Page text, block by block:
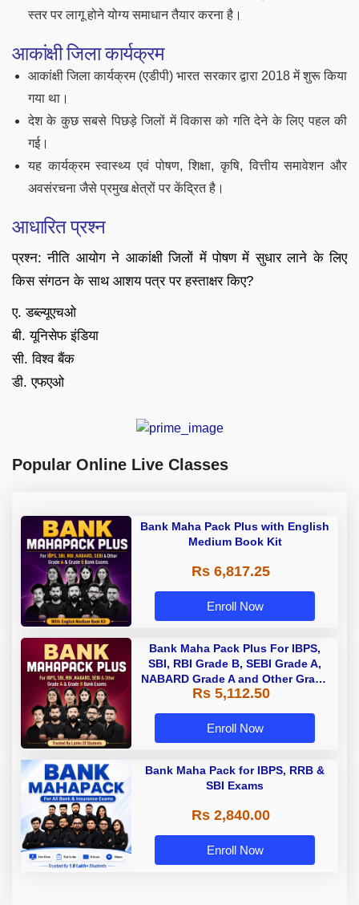
स्तर पर लागू होने योग्य समाधान तैयार करना है।
आकांक्षी जिला कार्यक्रम
आकांक्षी जिला कार्यक्रम (एडीपी) भारत सरकार द्वारा 2018 में शुरू किया
गया था।
देश के कुछ सबसे पिछड़े जिलों में विकास को गति देने के लिए पहल की
गई।
यह कार्यक्रम स्वास्थ्य एवं पोषण, शिक्षा, कृषि, वित्तीय समावेशन और
अवसंरचना जैसे प्रमुख क्षेत्रों पर केंद्रित है।
आधारित प्रश्न
प्रश्न: नीति आयोग ने आकांक्षी जिलों में पोषण में सुधार लाने के लिए
किस संगठन के साथ आशय पत्र पर हस्ताक्षर किए?
ए. डब्ल्यूएचओ
बी. यूनिसेफ इंडिया
सी. विश्व बैंक
डी. एफएओ
Popular Online Live Classes
Bank Maha Pack Plus with English
Medium Book Kit
Rs 6,817.25
Enroll Now
Bank Maha Pack Plus For IBPS,
SBI, RBI Grade B, SEBI Grade A,
NABARD Grade A and Other Grade
A & Grade B Bank Exams
Rs 5,112.50
Enroll Now
Bank Maha Pack for IBPS, RRB &
SBI Exams
Rs 2,840.00
Enroll Now